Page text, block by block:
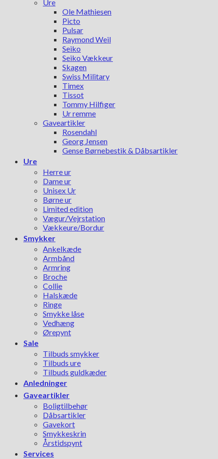
Ure
Ole Mathiesen
Picto
Pulsar
Raymond Weil
Seiko
Seiko Vækkeur
Skagen
Swiss Military
Timex
Tissot
Tommy Hilfiger
Ur remme
Gaveartikler
Rosendahl
Georg Jensen
Gense Børnebestik & Dåbsartikler
Ure
Herre ur
Dame ur
Unisex Ur
Børne ur
Limited edition
Vægur/Vejrstation
Vækkeure/Bordur
Smykker
Ankelkæde
Armbånd
Armring
Broche
Collie
Halskæde
Ringe
Smykke låse
Vedhæng
Ørepynt
Sale
Tilbuds smykker
Tilbuds ure
Tilbuds guldkæder
Anledninger
Gaveartikler
Boligtilbehør
Dåbsartikler
Gavekort
Smykkeskrin
Årstidspynt
Services